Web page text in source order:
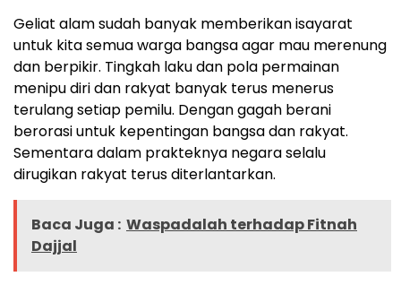
Geliat alam sudah banyak memberikan isayarat
untuk kita semua warga bangsa agar mau merenung
dan berpikir. Tingkah laku dan pola permainan
menipu diri dan rakyat banyak terus menerus
terulang setiap pemilu. Dengan gagah berani
berorasi untuk kepentingan bangsa dan rakyat.
Sementara dalam prakteknya negara selalu
dirugikan rakyat terus diterlantarkan.
Baca Juga : Waspadalah terhadap Fitnah
Dajjal